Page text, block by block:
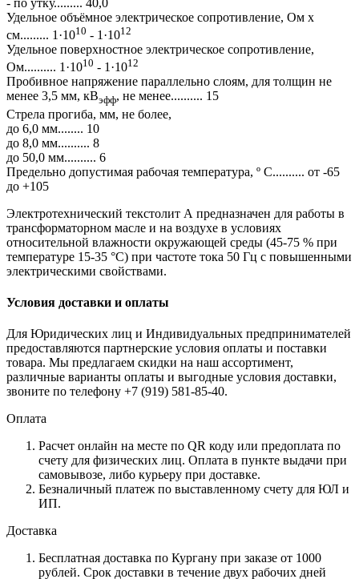
Удельное объёмное электрическое сопротивление, Ом x
см......... 1·1010 - 1·1012
Удельное поверхностное электрическое сопротивление,
Ом.......... 1·1010 - 1·1012
Пробивное напряжение параллельно слоям, для толщин не
менее 3,5 мм, кВэфф, не менее.......... 15
Стрела прогиба, мм, не более,
до 6,0 мм........ 10
до 8,0 мм.......... 8
до 50,0 мм.......... 6
Предельно допустимая рабочая температура, º C.......... от -65
до +105
Электротехнический текстолит А предназначен для работы в
трансформаторном масле и на воздухе в условиях
относительной влажности окружающей среды (45-75 % при
температуре 15-35 °С) при частоте тока 50 Гц с повышенными
электрическими свойствами.
Условия доставки и оплаты
Для Юридических лиц и Индивидуальных предпринимателей
предоставляются партнерские условия оплаты и поставки
товара. Мы предлагаем скидки на наш ассортимент,
различные варианты оплаты и выгодные условия доставки,
звоните по телефону +7 (919) 581-85-40.
Оплата
Расчет онлайн на месте по QR коду или предоплата по
счету для физических лиц. Оплата в пункте выдачи при
самовывозе, либо курьеру при доставке.
Безналичный платеж по выставленному счету для ЮЛ и
ИП.
Доставка
Бесплатная доставка по Кургану при заказе от 1000
рублей. Срок доставки в течение двух рабочих дней